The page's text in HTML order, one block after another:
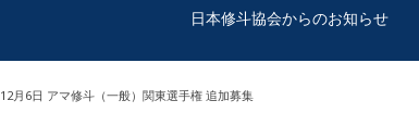
日本修斗協会からのお知らせ
12月6日 アマ修斗（一般）関東選手権 追加募集